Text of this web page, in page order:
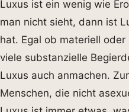
Luxus ist ein wenig wie
man nicht sieht, dann ist
hat. Egal ob materiell
viele substanzielle
Luxus auch anmachen.
Menschen, die nicht